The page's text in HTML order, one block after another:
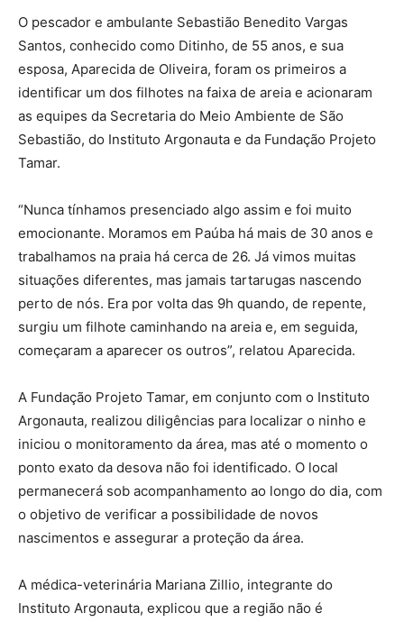
O pescador e ambulante Sebastião Benedito Vargas
Santos, conhecido como Ditinho, de 55 anos, e sua
esposa, Aparecida de Oliveira, foram os primeiros a
identificar um dos filhotes na faixa de areia e acionaram
as equipes da Secretaria do Meio Ambiente de São
Sebastião, do Instituto Argonauta e da Fundação Projeto
Tamar.
“Nunca tínhamos presenciado algo assim e foi muito
emocionante. Moramos em Paúba há mais de 30 anos e
trabalhamos na praia há cerca de 26. Já vimos muitas
situações diferentes, mas jamais tartarugas nascendo
perto de nós. Era por volta das 9h quando, de repente,
surgiu um filhote caminhando na areia e, em seguida,
começaram a aparecer os outros”, relatou Aparecida.
A Fundação Projeto Tamar, em conjunto com o Instituto
Argonauta, realizou diligências para localizar o ninho e
iniciou o monitoramento da área, mas até o momento o
ponto exato da desova não foi identificado. O local
permanecerá sob acompanhamento ao longo do dia, com
o objetivo de verificar a possibilidade de novos
nascimentos e assegurar a proteção da área.
A médica-veterinária Mariana Zillio, integrante do
Instituto Argonauta, explicou que a região não é